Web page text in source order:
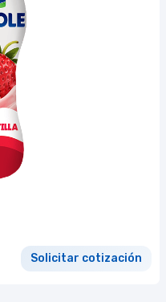
Solicitar cotización